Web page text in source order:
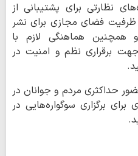
نظارتی برای پشتیبانی از
ظرفیت فضای مجازی برای نشر
همچنین هماهنگی لازم با
برقراری نظم و امنیت در
حداکثری مردم و جوانان در
برگزاری سوگواره‌هایی در